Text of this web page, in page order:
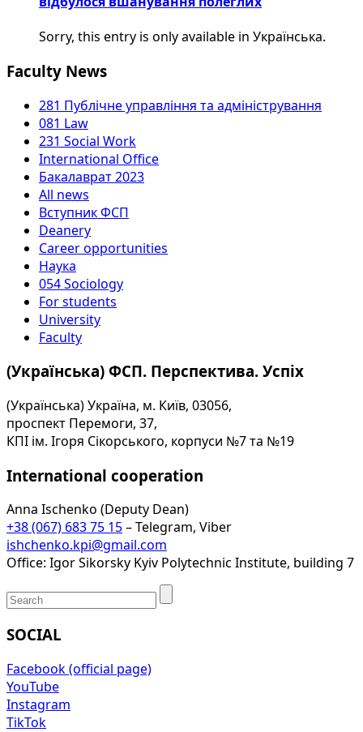
Sorry, this entry is only available in Українська.
Faculty News
281 Публічне управління та адміністрування
081 Law
231 Social Work
International Office
Бакалаврат 2023
All news
Вступник ФСП
Deanery
Career opportunities
Наука
054 Sociology
For students
University
Faculty
(Українська) ФСП. Перспектива. Успіх
(Українська) Україна, м. Київ, 03056,
проспект Перемоги, 37,
КПІ ім. Ігоря Сікорського, корпуси №7 та №19
International cooperation
Anna Ischenko (Deputy Dean)
+38 (067) 683 75 15– Telegram, Viber
ishchenko.kpi@gmail.com
Office: Igor Sikorsky Kyiv Polytechnic Institute, building 7
SOCIAL
Facebook (official page)
YouTube
Instagram
TikTok